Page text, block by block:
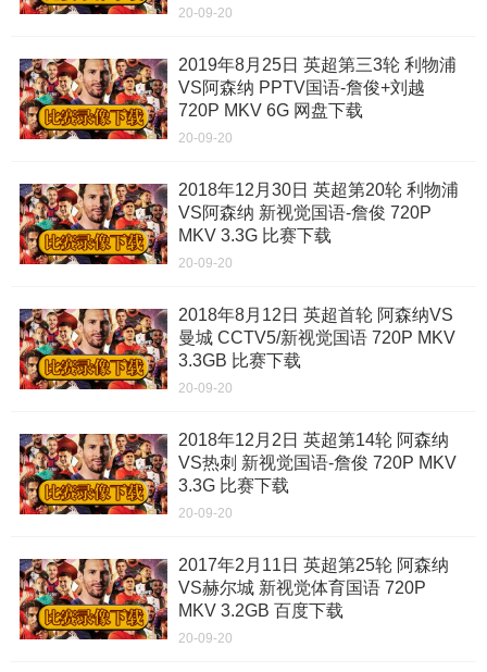
20-09-20
2019年8月25日 英超第三3轮 利物浦
VS阿森纳 PPTV国语-詹俊+刘越
720P MKV 6G 网盘下载
20-09-20
2018年12月30日 英超第20轮 利物浦
VS阿森纳 新视觉国语-詹俊 720P
MKV 3.3G 比赛下载
20-09-20
2018年8月12日 英超首轮 阿森纳VS
曼城 CCTV5/新视觉国语 720P MKV
3.3GB 比赛下载
20-09-20
2018年12月2日 英超第14轮 阿森纳
VS热刺 新视觉国语-詹俊 720P MKV
3.3G 比赛下载
20-09-20
2017年2月11日 英超第25轮 阿森纳
VS赫尔城 新视觉体育国语 720P
MKV 3.2GB 百度下载
20-09-20